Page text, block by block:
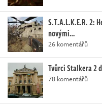
S.T.A.L.K.E.R. 2:
novými…
26 komentářů
Tvůrci Stalkera 2
78 komentářů